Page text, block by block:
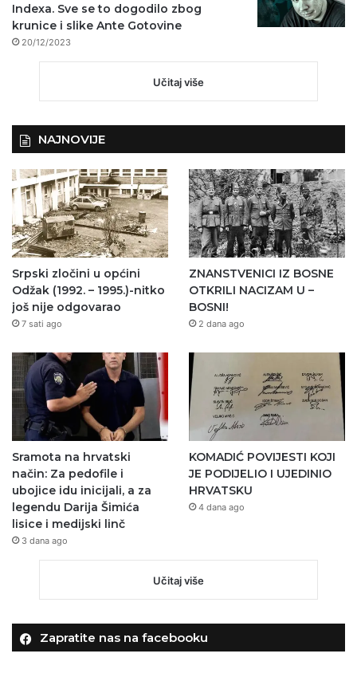
Indexa. Sve se to dogodilo zbog
krunice i slike Ante Gotovine
20/12/2023
Učitaj više
NAJNOVIJE
Srpski zločini u općini
Odžak (1992. – 1995.)-nitko
još nije odgovarao
7 sati ago
ZNANSTVENICI IZ BOSNE
OTKRILI NACIZAM U –
BOSNI!
2 dana ago
Sramota na hrvatski
način: Za pedofile i
ubojice idu inicijali, a za
legendu Darija Šimića
lisice i medijski linč
3 dana ago
KOMADIĆ POVIJESTI KOJI
JE PODIJELIO I UJEDINIO
HRVATSKU
4 dana ago
Učitaj više
Zapratite nas na facebooku